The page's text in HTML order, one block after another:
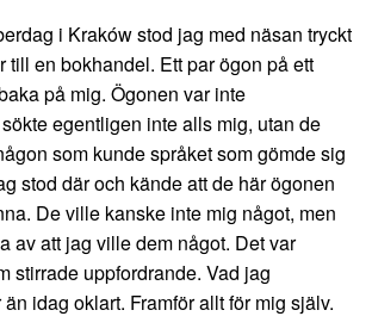
i Kraków stod jag med näsan tryckt
till en bokhandel. Ett par ögon på ett
på mig. Ögonen var inte
egentligen inte alls mig, utan de
som kunde språket som gömde sig
stod där och kände att de här ögonen
De ville kanske inte mig något, men
av att jag ville dem något. Det var
stirrade uppfordrande. Vad jag
idag oklart. Framför allt för mig själv.